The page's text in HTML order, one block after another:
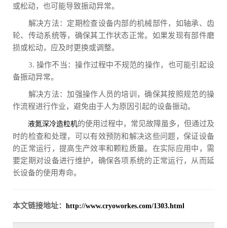
或松动，也可能导致振动异常。
解决方法：定期检查设备内部的机械部件，如轴承、齿
轮、传动系统等，确保其工作状态正常。如果发现有部件磨
损或松动，应及时更换或调整。
3. 操作不当：操作过程中不规范的操作，也可能引起设
备振动异常。
解决方法：加强操作人员的培训，确保其按照规范的操
作流程进行作业，避免由于人为原因引起的设备振动。
液氮深冷造粒机的使用过程中，常见故障虽多，但通过及
时的检查和处理，可以有效预防和解决这些问题，保证设备
的正常运行，提高生产效率和颗粒质量。在实际应用中，需
要定期对设备进行维护，确保各项系统的正常运行，从而延
长设备的使用寿命。
本文链接地址： http://www.cryoworkes.com/1303.html